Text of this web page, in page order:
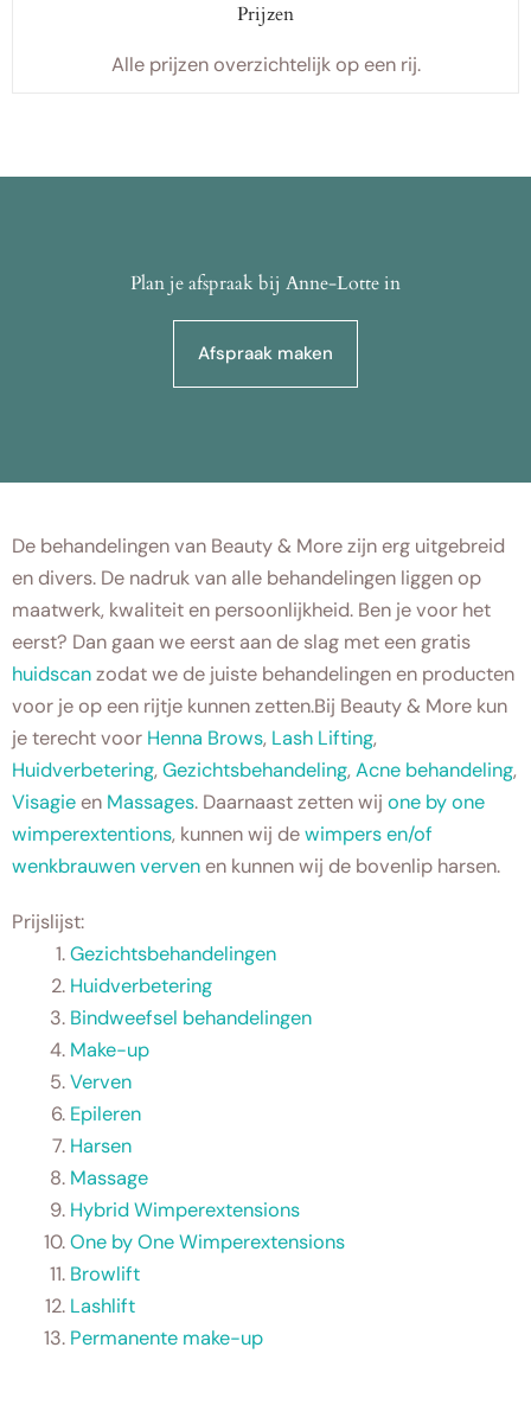
Prijzen
Alle prijzen overzichtelijk op een rij.
Plan je afspraak bij Anne-Lotte in
Afspraak maken
De behandelingen van Beauty & More zijn erg uitgebreid
en divers. De nadruk van alle behandelingen liggen op
maatwerk, kwaliteit en persoonlijkheid. Ben je voor het
eerst? Dan gaan we eerst aan de slag met een gratis
huidscanzodat we de juiste behandelingen en producten
voor je op een rijtje kunnen zetten.Bij Beauty & More kun
je terecht voor Henna Brows, Lash Lifting,
Huidverbetering,Gezichtsbehandeling,Acne behandeling,
Visagieen Massages. Daarnaast zetten wij one by one
wimperextentions, kunnen wij dewimpers en/of
wenkbrauwen vervenen kunnen wij de bovenlip harsen.
Prijslijst:
Gezichtsbehandelingen
Huidverbetering
Bindweefsel behandelingen
Make-up
Verven
Epileren
Harsen
Massage
Hybrid Wimperextensions
One by One Wimperextensions
Browlift
Lashlift
Permanente make-up